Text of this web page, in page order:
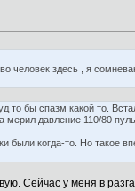
человек здесь , я
бы спазм какой то.
мерил давление 110/80
были когда-то. Но такое
Сейчас у меня в